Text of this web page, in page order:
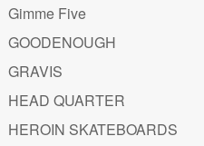
Gimme Five
GOODENOUGH
GRAVIS
HEAD QUARTER
HEROIN SKATEBOARDS